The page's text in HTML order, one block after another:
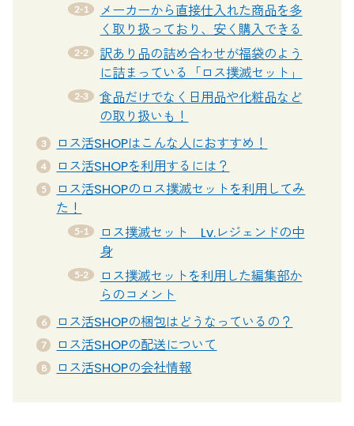
メーカーから直接仕入れた商品を多
く取り扱っており、安く購入できる
訳あり品の詰め合わせが福袋のよう
に詰まっている「ロス撲滅セット」
食品だけでなく日用品や化粧品など
の取り扱いも！
ロス活SHOPはこんな人におすすめ！
ロス活SHOPを利用するには？
ロス活SHOPのロス撲滅セットを利用してみ
た！
ロス撲滅セット Lv.レジェンドの中
身
ロス撲滅セットを利用した編集部か
らのコメント
ロス活SHOPの梱包はどうなっているの？
ロス活SHOPの配送について
ロス活SHOPの会社情報